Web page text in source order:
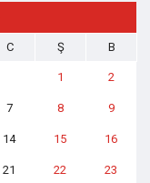
C Ş B
1 2
7 8 9
14 15 16
21 22 23